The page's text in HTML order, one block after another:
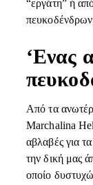
“εργάτη” ή
‘Ενας
Από τα
Marchalina
αβλαβές για
την δική μας
οποίο